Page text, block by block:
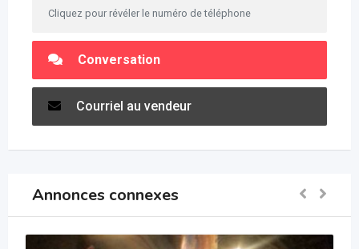
Cliquez pour révéler le numéro de téléphone
Conversation
Courriel au vendeur
Annonces connexes